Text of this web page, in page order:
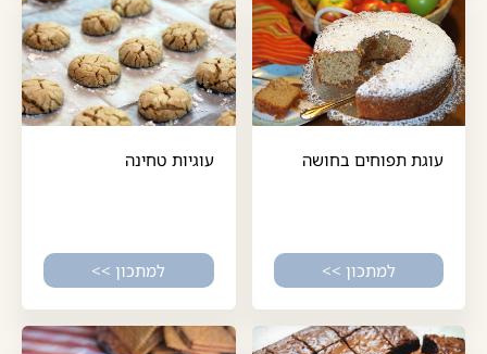
עוגת תפוחים בחושה
למתכון >>
עוגיות טחינה
למתכון >>